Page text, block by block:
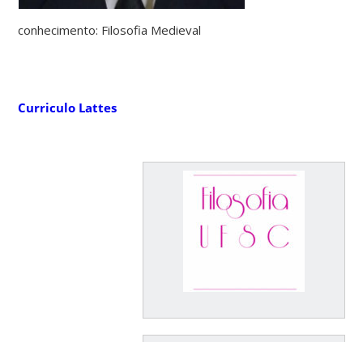
conhecimento: Filosofia Medieval
Curriculo Lattes